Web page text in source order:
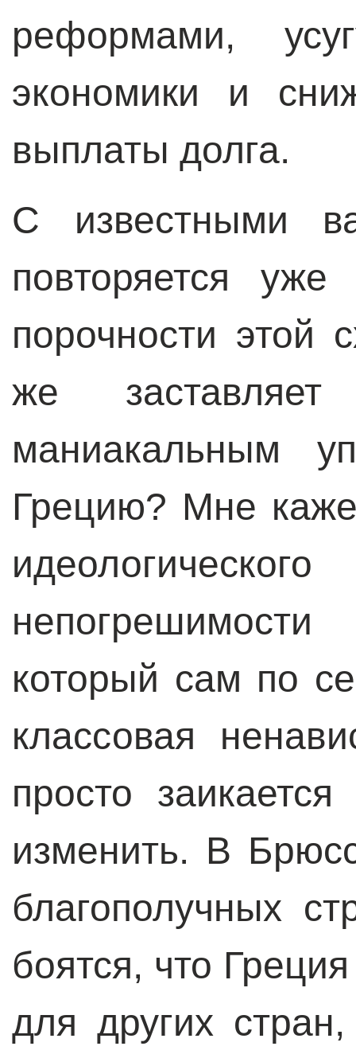
реформами,
экономики и
выплаты долга.
С известными
повторяется
порочности этой
же
маниакальным
Грецию? Мне
непогрешимости
который сам по
классовая
просто
изменить. В
благополучных
боятся, что
для других